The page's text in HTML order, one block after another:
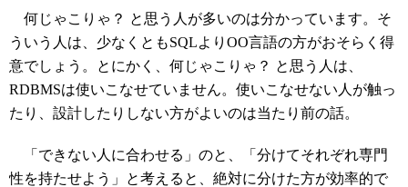
何じゃこりゃ？ と思う人が多いのは分かっています。そ
ういう人は、少なくともSQLよりOO言語の方がおそらく得
意でしょう。とにかく、何じゃこりゃ？ と思う人は、
RDBMSは使いこなせていません。使いこなせない人が触っ
たり、設計したりしない方がよいのは当たり前の話。
「できない人に合わせる」のと、「分けてそれぞれ専門
性を持たせよう」と考えると、絶対に分けた方が効率的で